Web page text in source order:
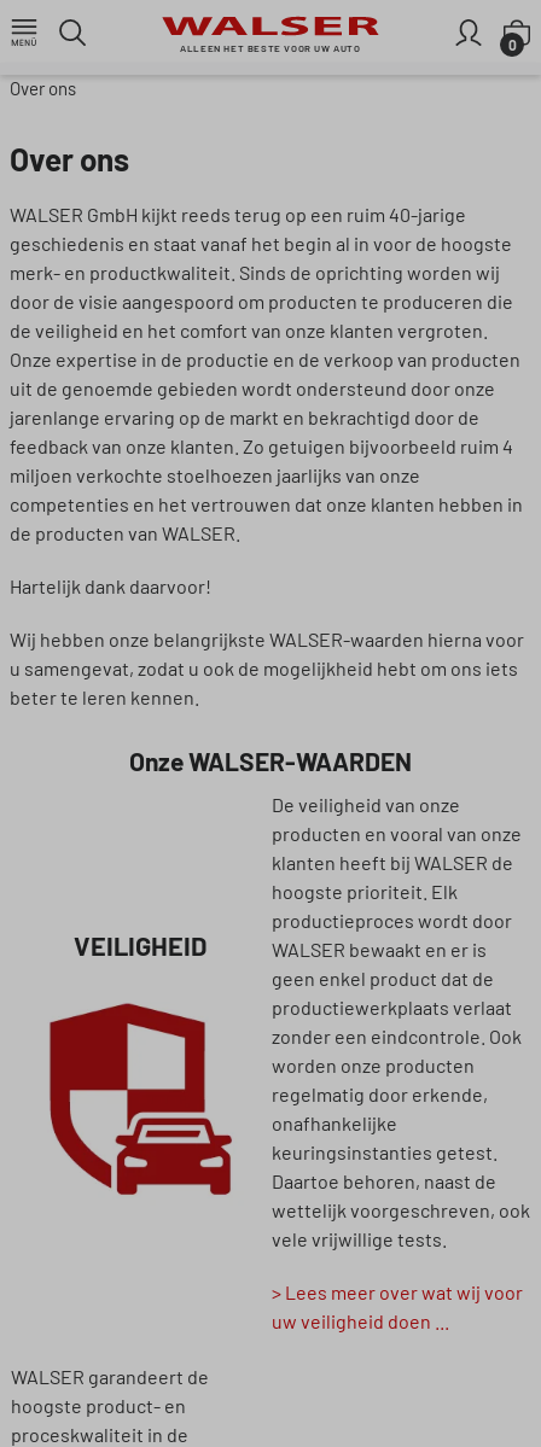
Ga naar de hoofdinhoud
ALLEEN HET BESTE VOOR UW AUTO 0
Over ons
Over ons
WALSER GmbH kijkt reeds terug op een ruim 40-jarige
geschiedenis en staat vanaf het begin al in voor de hoogste
merk- en productkwaliteit. Sinds de oprichting worden wij
door de visie aangespoord om producten te produceren die
de veiligheid en het comfort van onze klanten vergroten.
Onze expertise in de productie en de verkoop van producten
uit de genoemde gebieden wordt ondersteund door onze
jarenlange ervaring op de markt en bekrachtigd door de
feedback van onze klanten. Zo getuigen bijvoorbeeld ruim 4
miljoen verkochte stoelhoezen jaarlijks van onze
competenties en het vertrouwen dat onze klanten hebben in
de producten van WALSER.
Hartelijk dank daarvoor!
Wij hebben onze belangrijkste WALSER-waarden hierna voor
u samengevat, zodat u ook de mogelijkheid hebt om ons iets
beter te leren kennen.
Onze WALSER-WAARDEN
VEILIGHEID
De veiligheid van onze
producten en vooral van onze
klanten heeft bij WALSER de
hoogste prioriteit. Elk
productieproces wordt door
WALSER bewaakt en er is
geen enkel product dat de
productiewerkplaats verlaat
zonder een eindcontrole. Ook
worden onze producten
regelmatig door erkende,
onafhankelijke
keuringsinstanties getest.
Daartoe behoren, naast de
wettelijk voorgeschreven, ook
vele vrijwillige tests.
> Lees meer over wat wij voor
uw veiligheid doen ...
WALSER garandeert de
hoogste product- en
proceskwaliteit in de